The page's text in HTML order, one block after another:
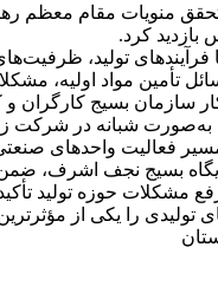
منویات مقام معظم
بازدید کرد.
فرآیندهای تولید،
مواد اولیه،
کار سازمان بسیج
به‌صورت شبانه در
فعالیت واحدهای
بسیج نجف اشرف،
مشکلات حوزه تولید
را یکی از